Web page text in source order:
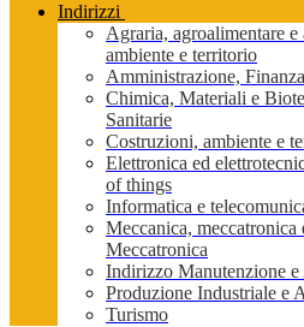
Indirizzi
Agraria, agroalimentare
ambiente e territorio
Amministrazione,
Chimica, Materiali e
Sanitarie
Costruzioni, ambiente e
Elettronica ed
of things
Informatica e
Meccanica,
Meccatronica
Indirizzo Manutenzione e
Produzione Industriale e
Turismo